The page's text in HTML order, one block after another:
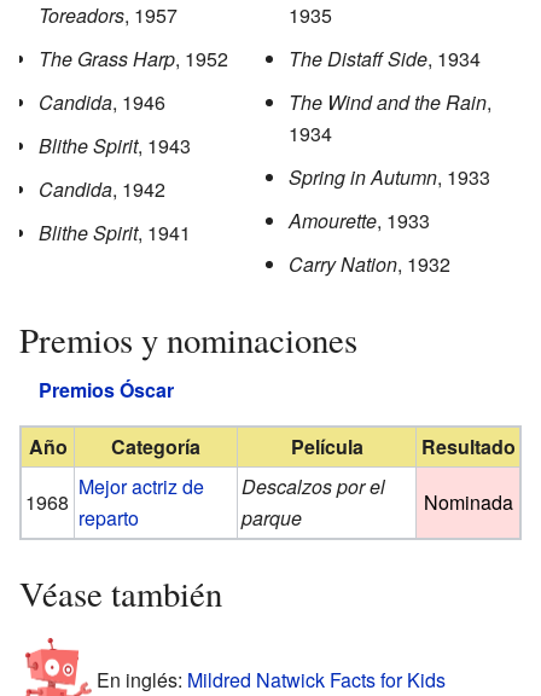
Toreadors, 1957
The Grass Harp, 1952
Candida, 1946
Blithe Spirit, 1943
Candida, 1942
Blithe Spirit, 1941
1935
The Distaff Side, 1934
The Wind and the Rain,
1934
Spring in Autumn, 1933
Amourette, 1933
Carry Nation, 1932
Premios y nominaciones
Premios Óscar
Año Categoría Película
Resultado
1968
Mejor actriz de
reparto
Descalzos por el
parque
Nominada
Véase también
En inglés: Mildred Natwick Facts for Kids